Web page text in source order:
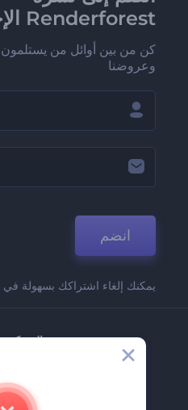
Renderforest الإخبارية
كن من بين أوائل من يستلمون
وعروضنا
انضم
يمكنك إلغاء اشتراكك بسهولة
الشركة
اتصل بنا